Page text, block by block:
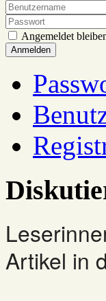
Angemeldet
Anmelden
Artikel in